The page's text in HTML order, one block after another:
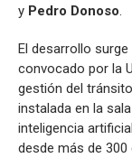
y Pedro Donoso.
El desarrollo
convocado por la
gestión del
instalada en la
inteligencia
desde más de